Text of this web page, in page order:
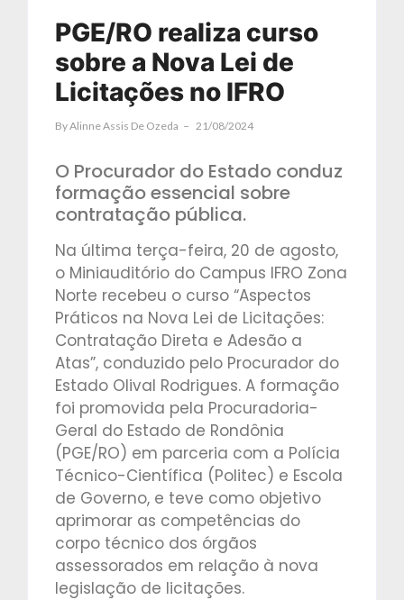
PGE/RO realiza curso
sobre a Nova Lei de
Licitações no IFRO
ByAlinne Assis De Ozeda 21/08/2024
O Procurador do Estado conduz
formação essencial sobre
contratação pública.
Na última terça-feira, 20 de agosto,
o Miniauditório do Campus IFRO Zona
Norte recebeu o curso “Aspectos
Práticos na Nova Lei de Licitações:
Contratação Direta e Adesão a
Atas”, conduzido pelo Procurador do
Estado Olival Rodrigues. A formação
foi promovida pela Procuradoria-
Geral do Estado de Rondônia
(PGE/RO) em parceria com a Polícia
Técnico-Científica (Politec) e Escola
de Governo, e teve como objetivo
aprimorar as competências do
corpo técnico dos órgãos
assessorados em relação à nova
legislação de licitações.